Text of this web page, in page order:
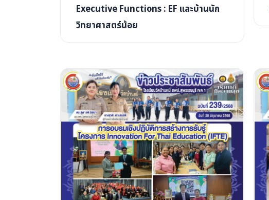
Executive Functions : EF และบ้านนัก
วิทยาศาสตร์น้อย